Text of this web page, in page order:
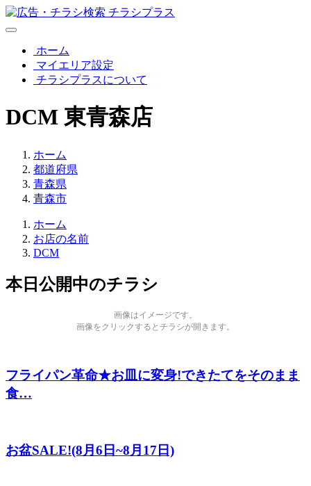
ホーム
マイエリア設定
チラシプラスについて
DCM 東青森店
ホーム
都道府県
青森県
青森市
ホーム
お店の名前
DCM
本日公開中のチラシ
画像はイメージです。
画像をクリックするとチラシが開きます。
フライパン革命★お皿に変身!できたてをそのまま
食…
お盆SALE!(8月6日~8月17日)